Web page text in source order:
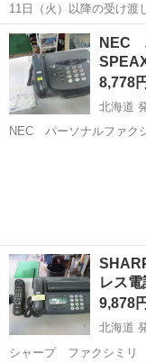
11日（火）以降の受け
ー複合機の投稿です。
後数年倉庫で保管してい
思われます。 ...
福岡 福岡市
NEC
8,778円
北海道
NEC パーソナルファクシミリ
レス
9,878円
北海道
シャープ ファクシミリ コ